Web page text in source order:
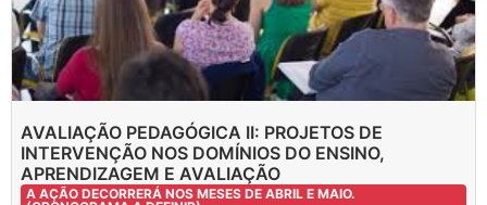
AVALIAÇÃO PEDAGÓGICA II: PROJETOS DE
INTERVENÇÃO NOS DOMÍNIOS DO ENSINO,
APRENDIZAGEM E AVALIAÇÃO
A AÇÃO DECORRERÁ NOS MESES DE ABRIL E MAIO.